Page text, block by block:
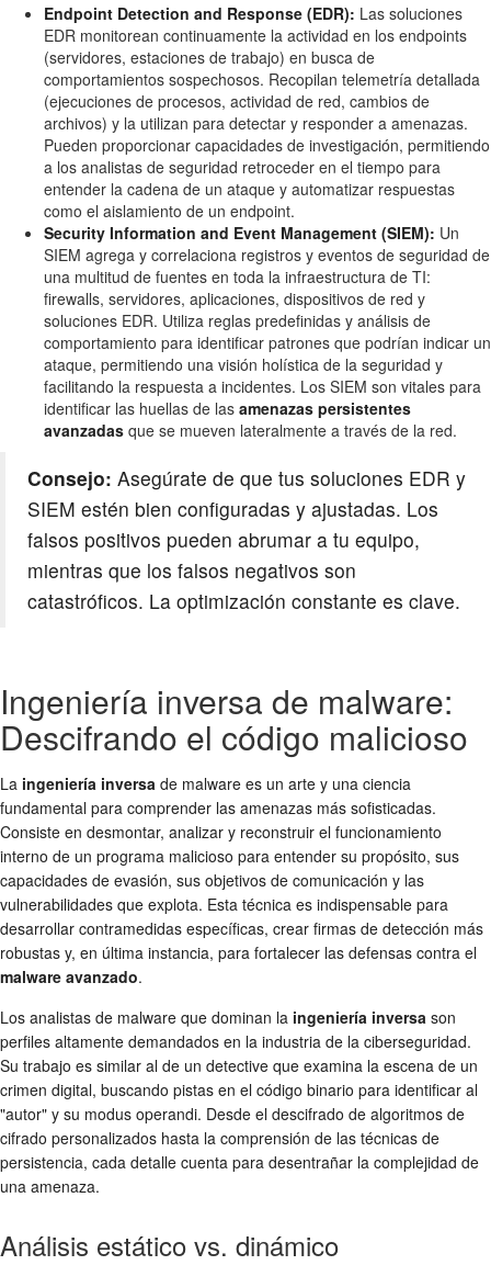
Endpoint Detection and Response (EDR): Las soluciones
EDR monitorean continuamente la actividad en los endpoints
(servidores, estaciones de trabajo) en busca de
comportamientos sospechosos. Recopilan telemetría detallada
(ejecuciones de procesos, actividad de red, cambios de
archivos) y la utilizan para detectar y responder a amenazas.
Pueden proporcionar capacidades de investigación, permitiendo
a los analistas de seguridad retroceder en el tiempo para
entender la cadena de un ataque y automatizar respuestas
como el aislamiento de un endpoint.
Security Information and Event Management (SIEM): Un
SIEM agrega y correlaciona registros y eventos de seguridad de
una multitud de fuentes en toda la infraestructura de TI:
firewalls, servidores, aplicaciones, dispositivos de red y
soluciones EDR. Utiliza reglas predefinidas y análisis de
comportamiento para identificar patrones que podrían indicar un
ataque, permitiendo una visión holística de la seguridad y
facilitando la respuesta a incidentes. Los SIEM son vitales para
identificar las huellas de las amenazas persistentes
avanzadas que se mueven lateralmente a través de la red.
Consejo: Asegúrate de que tus soluciones EDR y
SIEM estén bien configuradas y ajustadas. Los
falsos positivos pueden abrumar a tu equipo,
mientras que los falsos negativos son
catastróficos. La optimización constante es clave.
Ingeniería inversa de malware:
Descifrando el código malicioso
La ingeniería inversa de malware es un arte y una ciencia
fundamental para comprender las amenazas más sofisticadas.
Consiste en desmontar, analizar y reconstruir el funcionamiento
interno de un programa malicioso para entender su propósito, sus
capacidades de evasión, sus objetivos de comunicación y las
vulnerabilidades que explota. Esta técnica es indispensable para
desarrollar contramedidas específicas, crear firmas de detección más
robustas y, en última instancia, para fortalecer las defensas contra el
malware avanzado.
Los analistas de malware que dominan la ingeniería inversa son
perfiles altamente demandados en la industria de la ciberseguridad.
Su trabajo es similar al de un detective que examina la escena de un
crimen digital, buscando pistas en el código binario para identificar al
"autor" y su modus operandi. Desde el descifrado de algoritmos de
cifrado personalizados hasta la comprensión de las técnicas de
persistencia, cada detalle cuenta para desentrañar la complejidad de
una amenaza.
Análisis estático vs. dinámico